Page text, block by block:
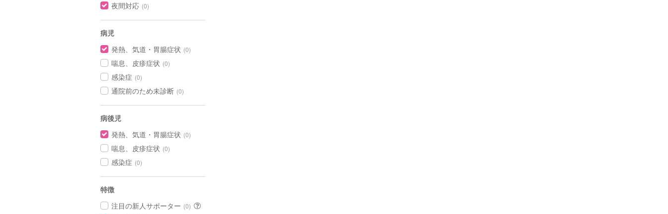
夜間対応 (0)
病児
発熱、気道・胃腸症状 (0)
喘息、皮疹症状 (0)
感染症 (0)
通院前のため未診断 (0)
病後児
発熱、気道・胃腸症状 (0)
喘息、皮疹症状 (0)
感染症 (0)
特徴
注目の新人サポーター (0)